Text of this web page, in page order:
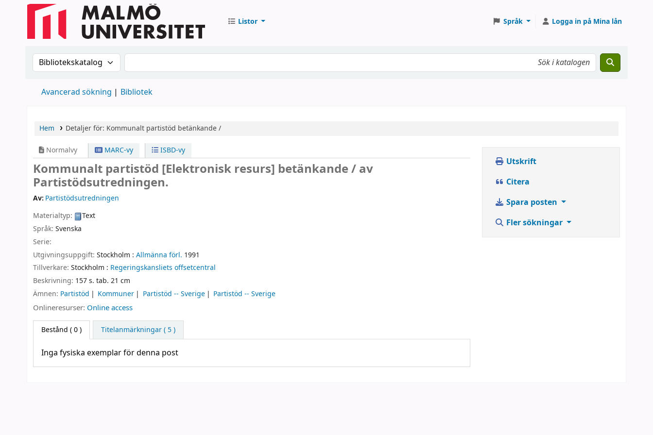
Listor Språk Logga in på Mina lån
Sök i katalogen efter:Sök i katalogen
Avancerad sökning Bibliotek
Hem Detaljer för: Kommunalt partistöd betänkande /
Normalvy MARC-vy ISBD-vy
Kommunalt partistöd [Elektronisk resurs] betänkande /av
Partistödsutredningen.
Av: Partistödsutredningen
Materialtyp:
Text
Språk: Svenska
Serie:
Utgivningsuppgift: Stockholm : Allmänna förl. 1991
Tillverkare: Stockholm : Regeringskansliets offsetcentral
Beskrivning: 157 s. tab. 21 cm
Ämnen: Partistöd Kommuner Partistöd -- Sverige Partistöd -- Sverige
Onlineresurser: Online access
Bestånd ( 0 ) Titelanmärkningar ( 5 )
Inga fysiska exemplar för denna post
Utskrift
Citera
Spara posten
Fler sökningar